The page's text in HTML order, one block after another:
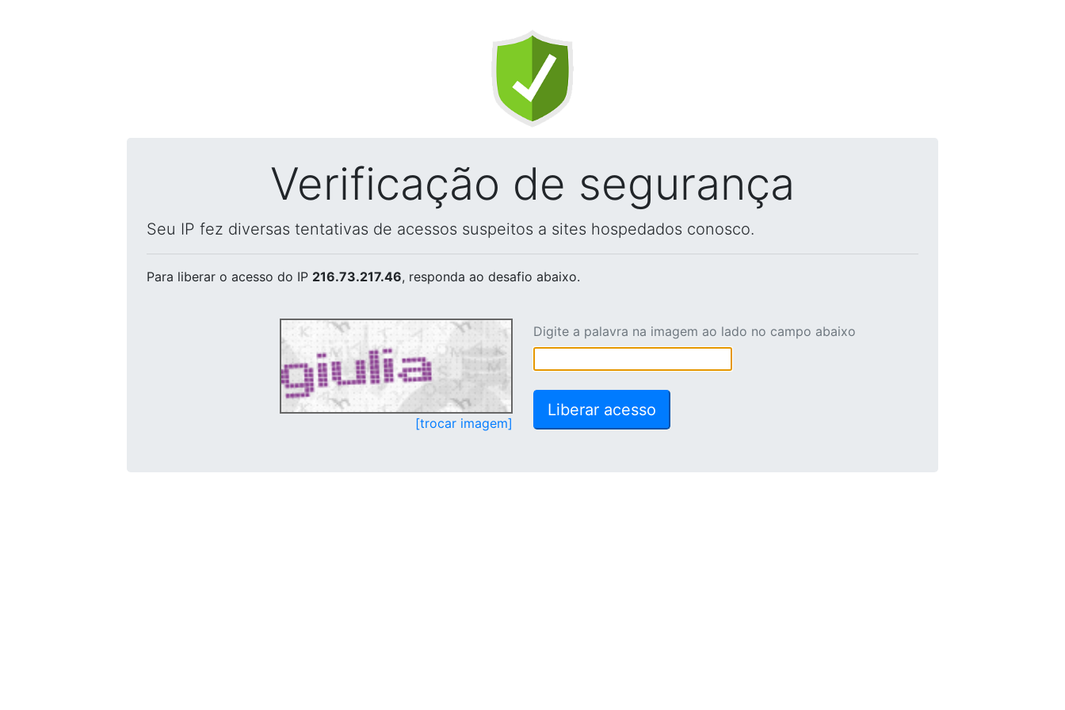
Verificação de segurança
Seu IP fez diversas tentativas de acessos suspeitos a sites hospedados conosco.
Para liberar o acesso do IP 216.73.217.46, responda ao desafio abaixo.
[trocar imagem]
Digite a palavra na imagem ao lado no campo abaixo